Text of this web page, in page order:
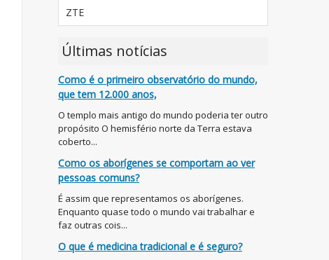
ZTE
Últimas notícias
Como é o primeiro observatório do mundo,
que tem 12.000 anos,
O templo mais antigo do mundo poderia ter outro
propósito O hemisfério norte da Terra estava
coberto...
Como os aborígenes se comportam ao ver
pessoas comuns?
É assim que representamos os aborígenes.
Enquanto quase todo o mundo vai trabalhar e
faz outras cois...
O que é medicina tradicional e é seguro?